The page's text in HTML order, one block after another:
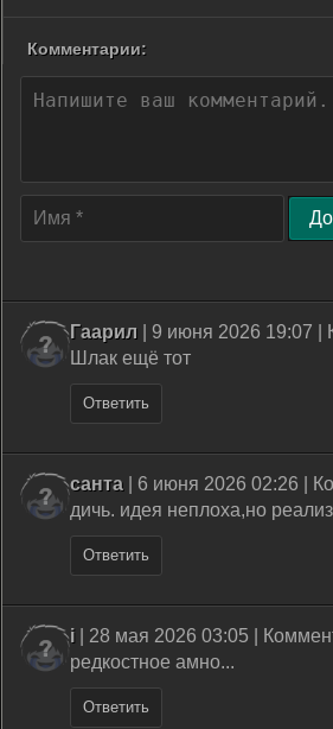
Комментарии:
Гаарил | 9 июня 2026 19:07 |
Шлак ещё тот
Ответить
санта | 6 июня 2026 02:26 |
дичь. идея неплоха,но
Ответить
i | 28 мая 2026 03:05 |
редкостное амно...
Ответить